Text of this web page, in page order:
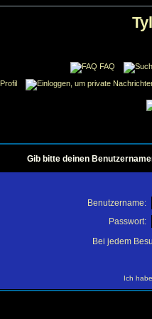
FAQ
Profil
Gib bitte deinen
Benutzername:
Passwort:
Bei jedem
Ich